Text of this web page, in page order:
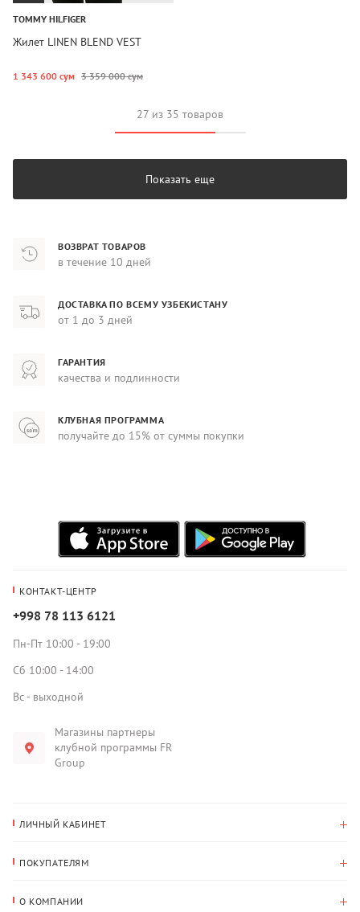
TOMMY HILFIGER
Жилет LINEN BLEND VEST
1 343 600 сум 3 359 000 сум
27 из 35 товаров
Показать еще
ВОЗВРАТ ТОВАРОВ
в течение 10 дней
ДОСТАВКА ПО ВСЕМУ УЗБЕКИСТАНУ
от 1 до 3 дней
ГАРАНТИЯ
качества и подлинности
КЛУБНАЯ ПРОГРАММА
получайте до 15% от суммы покупки
КОНТАКТ-ЦЕНТР
+998 78 113 6121
Пн-Пт 10:00 - 19:00
Сб 10:00 - 14:00
Вс - выходной
Магазины партнеры
клубной программы FR
Group
ЛИЧНЫЙ КАБИНЕТ
Адрес для доставки
ПОКУПАТЕЛЯМ
О КОМПАНИИ